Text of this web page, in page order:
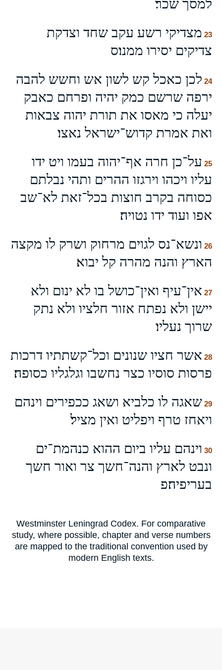
למסך שכר׃
23 מצדיקי רשע עקב שחד וצדקת
צדיקים יסירו ממנו׃ס
24 לכן כאכל קש לשון אש וחשש להבה
ירפה שרשם כמק יהיה ופרחם כאבק
יעלה כי מאסו את תורת יהוה צבאות
ואת אמרת קדוש־ישראל נאצו׃
25 על־כן חרה אף־יהוה בעמו ויט ידו
עליו ויכהו וירגזו ההרים ותהי נבלתם
כסוחה בקרב חוצות בכל־זאת לא־שב
אפו ועוד ידו נטויה׃
26 ונשא־נס לגוים מרחוק ושרק לו מקצה
הארץ והנה מהרה קל יבוא׃
27 אין־עיף ואין־כושל בו לא ינום ולא
יישן ולא נפתח אזור חלציו ולא נתק
שרוך נעליו׃
28 אשר חציו שנונים וכל־קשתתיו דרכות
פרסות סוסיו כצר נחשבו וגלגליו כסופה׃
29 שאגה לו כלביא ושאג ככפירים וינהם
ויאחז טרף ויפליט ואין מציל׃
30 וינהם עליו ביום ההוא כנהמת־ים
ונבט לארץ והנה־חשך צר ואור חשך
בעריפיה׃פ
Westminster Leningrad Codex. For comparative
study, where possible, chapter and verse numbers
are mapped to the traditional convention used by
modern English texts.